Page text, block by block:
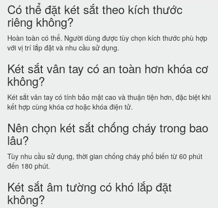
Có thể đặt két sắt theo kích thước
riêng không?
Hoàn toàn có thể. Người dùng được tùy chọn kích thước phù hợp
với vị trí lắp đặt và nhu cầu sử dụng.
Két sắt vân tay có an toàn hơn khóa cơ
không?
Két sắt vân tay có tính bảo mật cao và thuận tiện hơn, đặc biệt khi
kết hợp cùng khóa cơ hoặc khóa điện tử.
Nên chọn két sắt chống cháy trong bao
lâu?
Tùy nhu cầu sử dụng, thời gian chống cháy phổ biến từ 60 phút
đến 180 phút.
Két sắt âm tường có khó lắp đặt
không?